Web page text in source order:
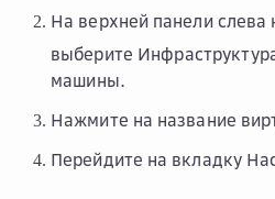
На верхней панели слева
выберите
машины.
Нажмите на название
Перейдите на вкладку